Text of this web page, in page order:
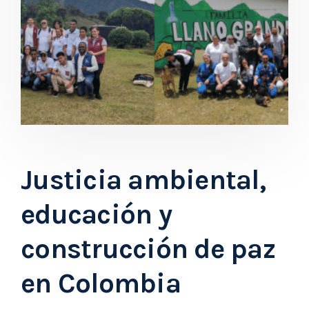
Justicia ambiental,
educación y
construcción de paz
en Colombia